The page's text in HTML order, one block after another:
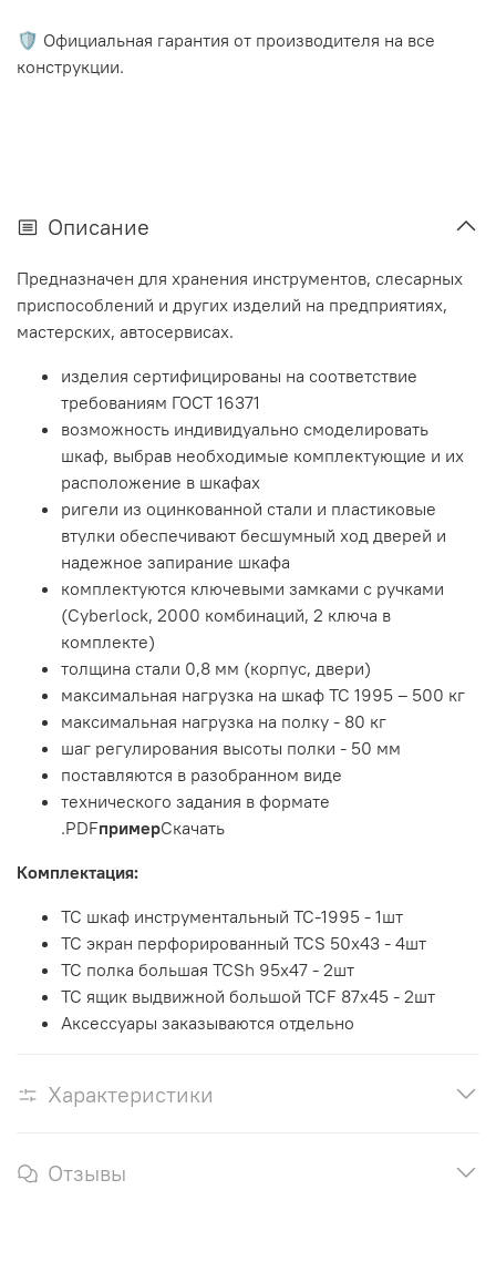
🛡️ Официальная гарантия от производителя на все
конструкции.
Описание
Предназначен для хранения инструментов, слесарных
приспособлений и других изделий на предприятиях,
мастерских, автосервисах.
изделия сертифицированы на соответствие
требованиям ГОСТ 16371
возможность индивидуально смоделировать
шкаф, выбрав необходимые комплектующие и их
расположение в шкафах
ригели из оцинкованной стали и пластиковые
втулки обеспечивают бесшумный ход дверей и
надежное запирание шкафа
комплектуются ключевыми замками с ручками
(Cyberlock, 2000 комбинаций, 2 ключа в
комплекте)
толщина стали 0,8 мм (корпус, двери)
максимальная нагрузка на шкаф ТС 1995 – 500 кг
максимальная нагрузка на полку - 80 кг
шаг регулирования высоты полки - 50 мм
поставляются в разобранном виде
технического задания в формате
.PDFпримерСкачать
Комплектация:
TC шкаф инструментальный TC-1995 - 1шт
TC экран перфорированный TCS 50x43 - 4шт
TC полка большая TCSh 95х47 - 2шт
TC ящик выдвижной большой TCF 87x45 - 2шт
Аксессуары заказываются отдельно
Характеристики
Отзывы